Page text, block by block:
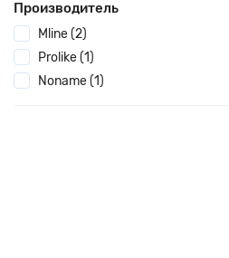
Производитель
Mline (2)
Prolike (1)
Noname (1)